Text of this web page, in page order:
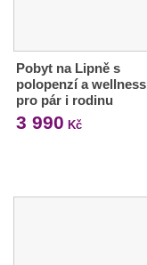
Pobyt na Lipně s
polopenzí a wellness
pro pár i rodinu
3 990 Kč